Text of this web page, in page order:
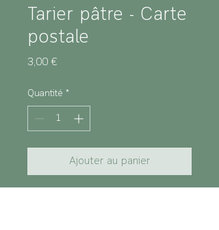
Tarier pâtre - Carte
postale
3,00 €Prix
Quantité *
Ajouter au panier